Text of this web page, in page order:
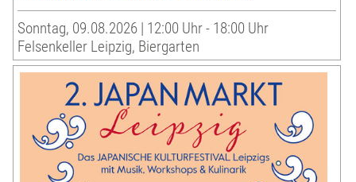
Sonntag, 09.08.2026 | 12:00 Uhr - 18:00 Uhr
Felsenkeller Leipzig, Biergarten